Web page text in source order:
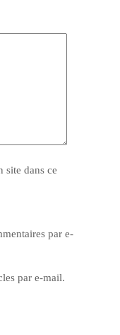
site dans ce
par e-
par e-mail.